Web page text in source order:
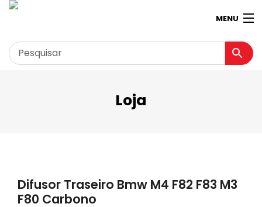
MENU
Garagem
Loja Virtual 360º
Loja
Difusor Traseiro Bmw M4 F82 F83 M3
F80 Carbono